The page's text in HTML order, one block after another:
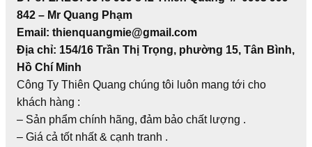
842 – Mr Quang Phạm
Email: thienquangmie@gmail.com
Địa chỉ: 154/16 Trần Thị Trọng, phường 15, Tân Bình,
Hồ Chí Minh
Công Ty Thiên Quang chúng tôi luôn mang tới cho
khách hàng :
– Sản phẩm chính hãng, đảm bảo chất lượng .
– Giá cả tốt nhất & cạnh tranh .